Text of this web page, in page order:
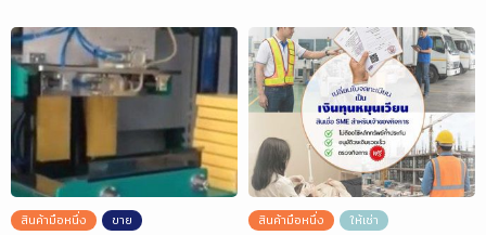
สินค้ามือหนึ่ง ขาย สินค้ามือหนึ่ง ให้เช่า